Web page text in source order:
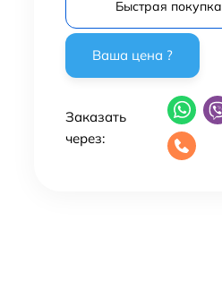
Быстрая покупка
Заказать
через: